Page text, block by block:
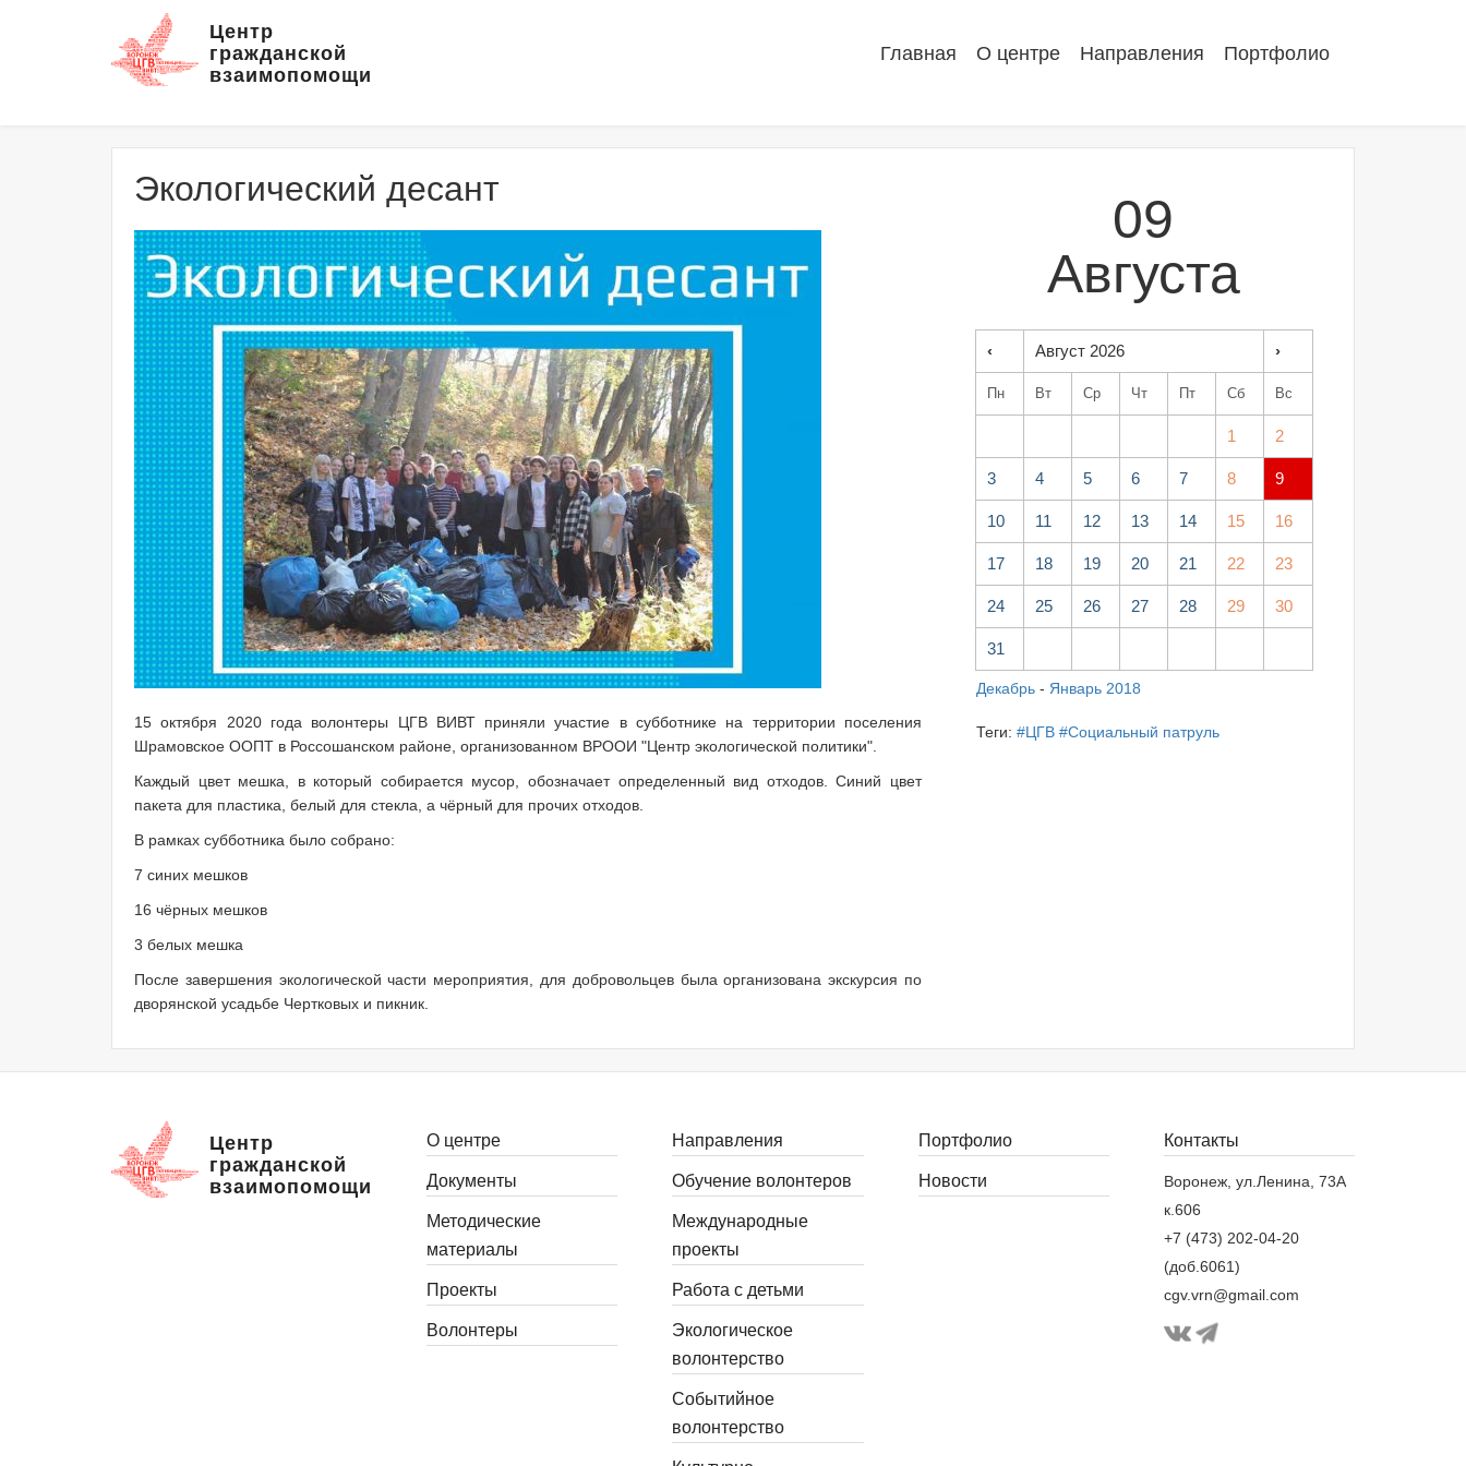
Центр
гражданской
взаимопомощи
Портфолио
Направления
О центре
Главная
Экологический десант
15 октября 2020 года волонтеры ЦГВ ВИВТ приняли участие в субботнике на территории поселения
Шрамовское ООПТ в Россошанском районе, организованном ВРООИ "Центр экологической политики".
Каждый цвет мешка, в который собирается мусор, обозначает определенный вид отходов. Синий цвет
пакета для пластика, белый для стекла, а чёрный для прочих отходов.
В рамках субботника было собрано:
7 синих мешков
16 чёрных мешков
3 белых мешка
После завершения экологической части мероприятия, для добровольцев была организована экскурсия по
дворянской усадьбе Чертковых и пикник.
09
Августа
‹ Август 2026 ›
Пн Вт Ср Чт Пт Сб Вс
1 2
3 4 5 6 7 8 9
10 11 12 13 14 15 16
17 18 19 20 21 22 23
24 25 26 27 28 29 30
31
Декабрь - Январь 2018
Теги: #ЦГВ #Социальный патруль
Центр
гражданской
взаимопомощи
О центре
Документы
Методические
материалы
Проекты
Волонтеры
Направления
Обучение волонтеров
Международные
проекты
Работа с детьми
Экологическое
волонтерство
Событийное
волонтерство
Портфолио
Новости
Контакты
Воронеж, ул.Ленина, 73А
к.606
+7 (473) 202-04-20
(доб.6061)
cgv.vrn@gmail.com